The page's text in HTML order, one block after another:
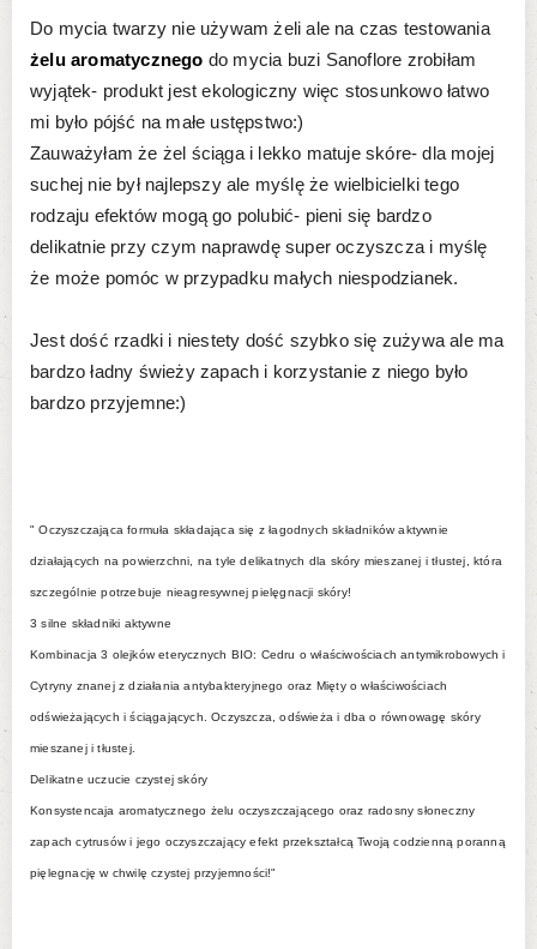
Do mycia twarzy nie używam żeli ale na czas testowania
żelu aromatycznego do mycia buzi Sanoflore zrobiłam
wyjątek- produkt jest ekologiczny więc stosunkowo łatwo
mi było pójść na małe ustępstwo:)
Zauważyłam że żel ściąga i lekko matuje skóre- dla mojej
suchej nie był najlepszy ale myślę że wielbicielki tego
rodzaju efektów mogą go polubić- pieni się bardzo
delikatnie przy czym naprawdę super oczyszcza i myślę
że może pomóc w przypadku małych niespodzianek.
Jest dość rzadki i niestety dość szybko się zużywa ale ma
bardzo ładny świeży zapach i korzystanie z niego było
bardzo przyjemne:)
" Oczyszczająca formuła składająca się z łagodnych składników aktywnie
działających na powierzchni, na tyle delikatnych dla skóry mieszanej i tłustej, która
szczególnie potrzebuje nieagresywnej pielęgnacji skóry!
3 silne składniki aktywne
Kombinacja 3 olejków eterycznych BIO: Cedru o właściwościach antymikrobowych i
Cytryny znanej z działania antybakteryjnego oraz Mięty o właściwościach
odświeżających i ściągających. Oczyszcza, odświeża i dba o równowagę skóry
mieszanej i tłustej.
Delikatne uczucie czystej skóry
Konsystencaja aromatycznego żelu oczyszczającego oraz radosny słoneczny
zapach cytrusów i jego oczyszczający efekt przekształcą Twoją codzienną poranną
pięlegnację w chwilę czystej przyjemności!"